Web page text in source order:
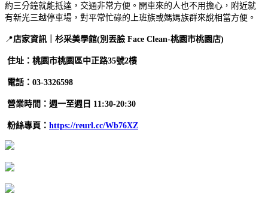
約三分鐘就能抵達，交通非常方便。開車來的人也不用擔心，附近就
有新光三越停車場，對平常忙碌的上班族或媽媽族群來說相當方便。
📍店家資訊｜杉采美學館(別丟臉 Face Clean-桃園市桃園店)
住址：桃園市桃園區中正路35號2樓
電話：03-3326598
營業時間：週一至週日 11:30-20:30
粉絲專頁： https://reurl.cc/Wb76XZ